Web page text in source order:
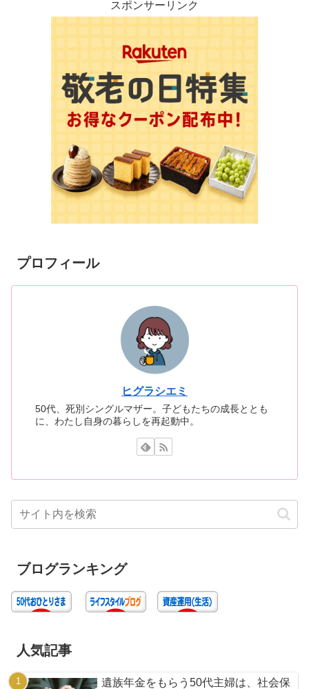
スポンサーリンク
プロフィール
ヒグラシエミ
50代、死別シングルマザー。子どもたちの成長ととも
に、わたし自身の暮らしを再起動中。
ブログランキング
人気記事
遺族年金をもらう50代主婦は、社会保